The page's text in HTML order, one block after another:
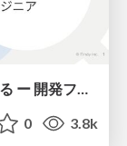
生成AI導入の「期待外れ」を乗り越える ー 開発フロー改革が目指す、真の組織変革
0 3.8k